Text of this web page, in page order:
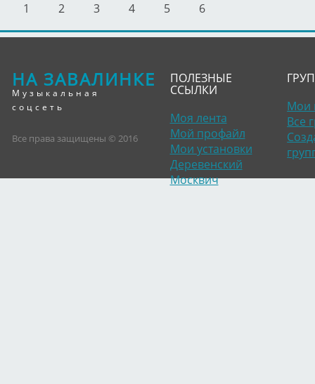
1 2 3 4 5 6
НА ЗАВАЛИНКЕ
Музыкальная
соцсеть
Все права защищены © 2016
ПОЛЕЗНЫЕ
ССЫЛКИ
Моя лента
Мой профайл
Мои установки
Деревенский
Москвич
Мои
Все